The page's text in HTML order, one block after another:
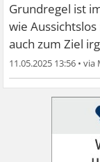
Grundregel ist
wie
auch zum Ziel
11.05.2025 13:56 •